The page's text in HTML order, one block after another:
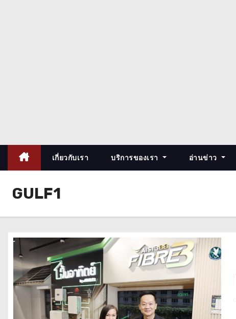
เกี่ยวกับเรา บริการของเรา อ่านข่าว
GULF1